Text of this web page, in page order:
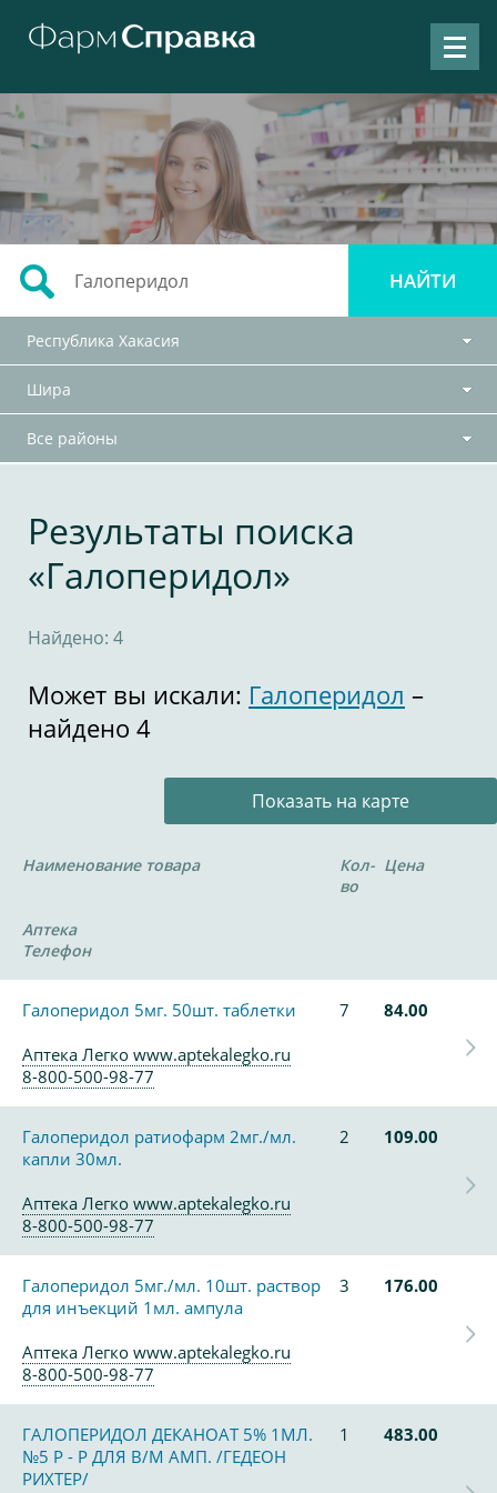
Республика Хакасия
Шира
Все районы
Результаты поиска
«Галоперидол»
Найдено: 4
Может вы искали: Галоперидол –
найдено 4
Показать на карте
Наименование товара
Кол-
во
Цена
Аптека
Телефон
Галоперидол 5мг. 50шт. таблетки 7
84.00
Аптека Легко www.aptekalegko.ru
8-800-500-98-77
Галоперидол ратиофарм 2мг./мл.
капли 30мл.
2 109.00
Аптека Легко www.aptekalegko.ru
8-800-500-98-77
Галоперидол 5мг./мл. 10шт. раствор
для инъекций 1мл. ампула
3 176.00
Аптека Легко www.aptekalegko.ru
8-800-500-98-77
ГАЛОПЕРИДОЛ ДЕКАНОАТ 5% 1МЛ.
№5 Р - Р ДЛЯ В/М АМП. /ГЕДЕОН
РИХТЕР/
1 483.00